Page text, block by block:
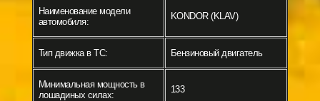
Наименование модели
автомобиля:
KONDOR (KLAV)
Тип движка в ТС: Бензиновый двигатель
Минимальная мощность в
лошадиных силах:
133